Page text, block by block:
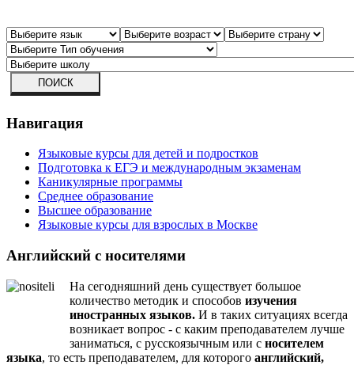
Навигация
Языковые курсы для детей и подростков
Подготовка к ЕГЭ и международным экзаменам
Каникулярные программы
Среднее образование
Высшее образование
Языковые курсы для взрослых в Москве
Английский с носителями
На сегодняшний день существует большое
количество методик и способов изучения
иностранных языков. И в таких ситуациях всегда
возникает вопрос - с каким преподавателем лучше
заниматься, с русскоязычным или с носителем
языка, то есть преподавателем, для которого английский,